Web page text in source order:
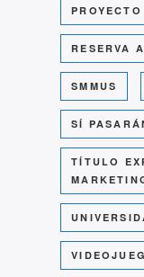
RESERVA
SMMUS
SÍ
TÍTULO